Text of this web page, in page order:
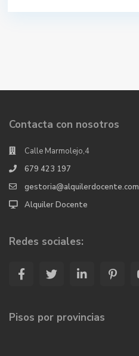
Contacta con nosotros
Calle Marmolejo,4
679 423 197
gestoria@alquilerdocente.com
Alquiler Docente
Redes sociales:
Pisos por provincias